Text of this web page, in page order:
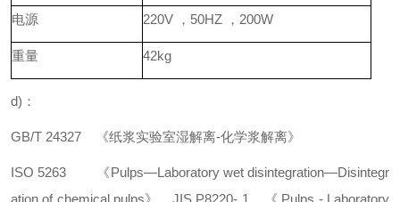
电源 220V ，50HZ ，200W
重量 42kg
d)：
GB/T 24327 《纸浆实验室湿解离-化学浆解离》
ISO 5263 《Pulps—Laboratory wet disintegration—Disintegr
ation of chemical pulps》、 JIS P8220- 1 《 Pulps - Laboratory